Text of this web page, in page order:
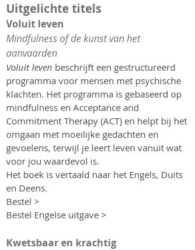
Uitgelichte titels
Voluit leven
Mindfulness of de kunst van het
aanvaarden
Voluit leven beschrijft een gestructureerd
programma voor mensen met psychische
klachten. Het programma is gebaseerd op
mindfulness en Acceptance and
Commitment Therapy (ACT) en helpt bij het
omgaan met moeilijke gedachten en
gevoelens, terwijl je leert leven vanuit wat
voor jou waardevol is.
Het boek is vertaald naar het Engels, Duits
en Deens.
Bestel >
Bestel Engelse uitgave >​
Kwetsbaar en krachtig